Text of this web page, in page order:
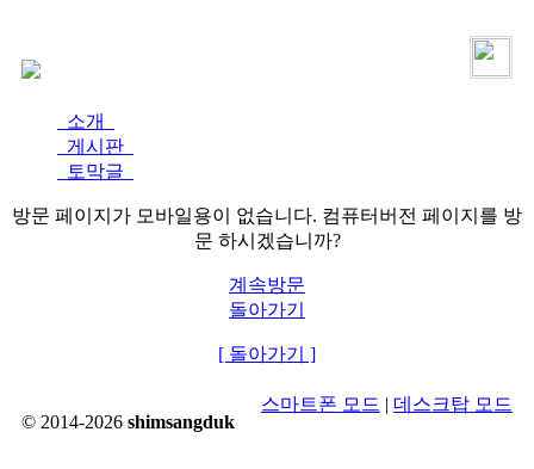
소개
게시판
토막글
방문 페이지가 모바일용이 없습니다. 컴퓨터버전 페이지를 방
문 하시겠습니까?
계속방문
돌아가기
[ 돌아가기 ]
© 2014-2026 shimsangduk
스마트폰 모드 | 데스크탑 모드